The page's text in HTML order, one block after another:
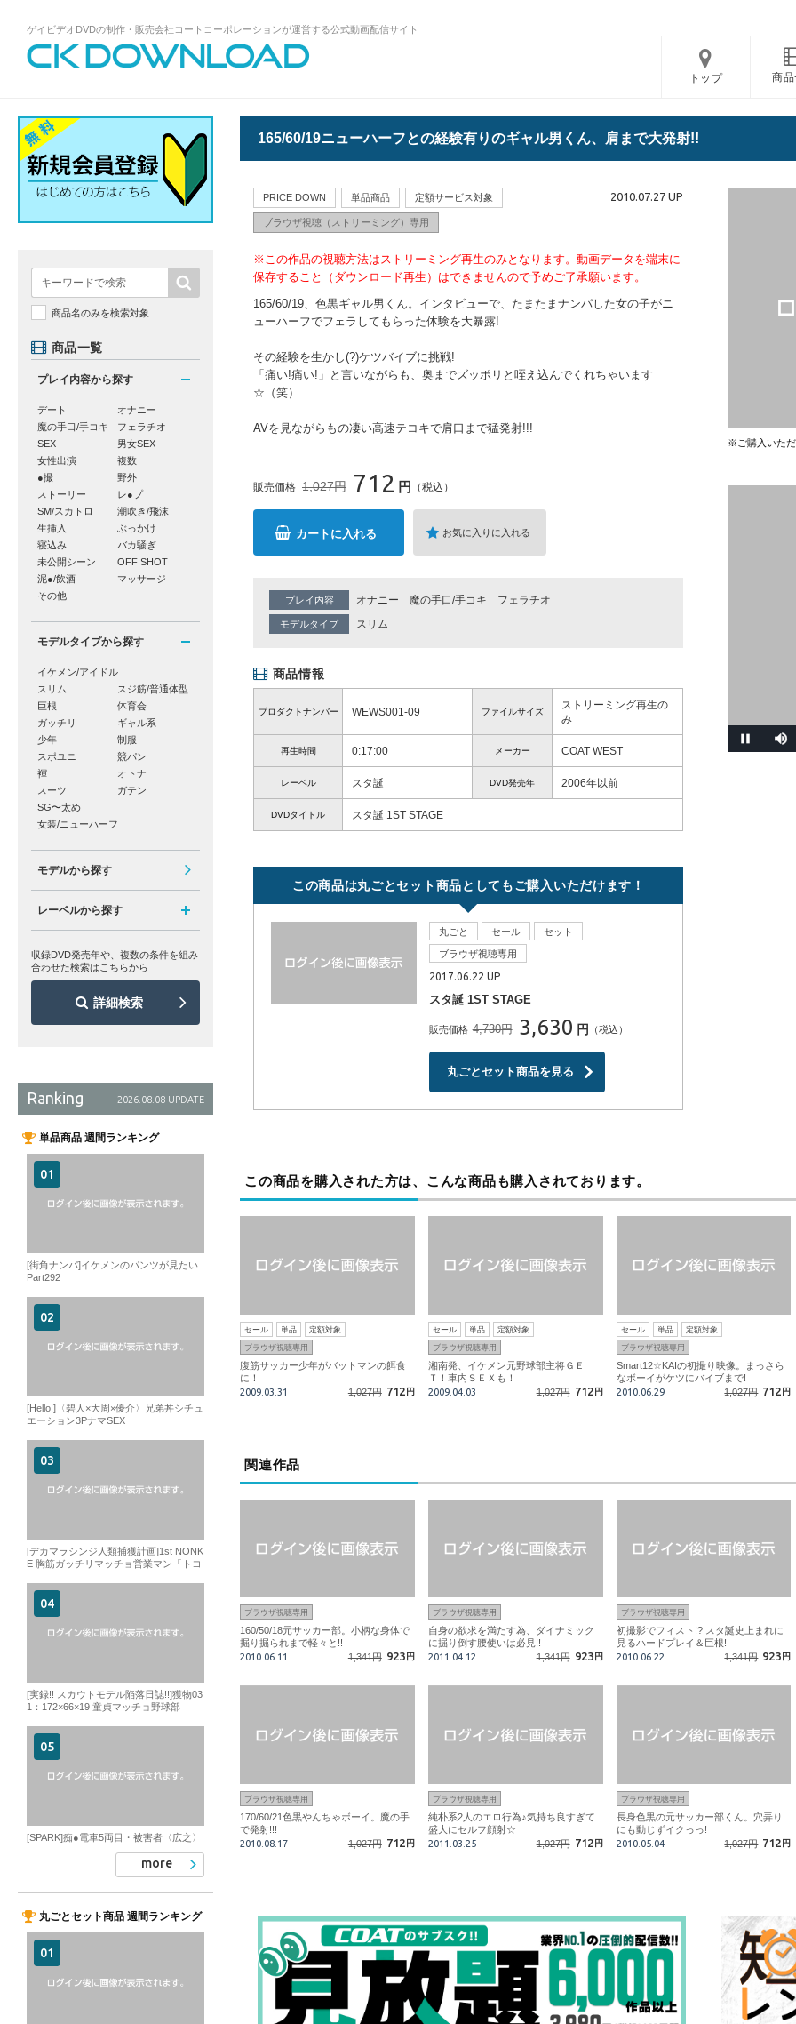
ゲイビデオDVDの制作・販売会社コートコーポレーションが運営する公式動画配信サイト
信サイトCK DOWNLOADトップページへ
トップ 商
165/60/19ニューハーフとの経験有りのギャル男くん、肩まで大発射!!
PRICE DOWN 単品商品 定額サービス対象
ブラウザ視聴（ストリーミング）専用
2010.07.27 UP
※この作品の視聴方法はストリーミング再生のみとなります。動画データを端末に
保存すること（ダウンロード再生）はできませんので予めご了承願います。
165/60/19、色黒ギャル男くん。インタビューで、たまたまナンパした女の子がニ
ューハーフでフェラしてもらった体験を大暴露!
その経験を生かし(?)ケツバイブに挑戦!
「痛い!痛い!」と言いながらも、奥までズッポリと咥え込んでくれちゃいます
☆（笑）
AVを見ながらもの凄い高速テコキで肩口まで猛発射!!!
販売価格 1,027円 712 円 （税込）
カートに入れる お気に入りに入れる
プレイ内容 オナニー 魔の手口/手コキ フェラチオ
モデルタイプ スリム
商品情報
プロダクトナンバー WEWS001-09 ファイルサイズ
ストリーミング再生の
み
再生時間 0:17:00 メーカー COAT WEST
レーベル スタ誕 DVD発売年 2006年以前
DVDタイトル スタ誕 1ST STAGE
この商品は丸ごとセット商品としてもご購入いただけます！
丸ごと セール セット
ブラウザ視聴専用
2017.06.22 UP
スタ誕 1ST STAGE
販売価格 4,730円 3,630 円 （税込）
丸ごとセット商品を見る
※ご購入いた
この商品を購入された方は、こんな商品も購入されております。
セール 単品
定額対象
ブラウザ視聴専用
腹筋サッカー少年がバットマンの餌食
に！
2009.03.31
1,027円 712 円
セール 単品
定額対象
ブラウザ視聴専用
湘南発、イケメン元野球部主将ＧＥ
Ｔ！車内ＳＥＸも！
2009.04.03
1,027円 712 円
セール 単品
定額対象
ブラウザ視聴専用
Smart12☆KAIの初撮り映像。まっさら
なボーイがケツにバイブまで!
2010.06.29
1,027円 712 円
関連作品
ブラウザ視聴専用
160/50/18元サッカー部。小柄な身体で
掘り掘られまで軽々と!!
2010.06.11
1,341円 923 円
ブラウザ視聴専用
自身の欲求を満たす為、ダイナミック
に掘り倒す腰使いは必見!!
2011.04.12
1,341円 923 円
ブラウザ視聴専用
初撮影でフィスト!? スタ誕史上まれに
見るハードプレイ＆巨根!
2010.06.22
1,341円 923 円
ブラウザ視聴専用
170/60/21色黒やんちゃボーイ。魔の手
で発射!!!
2010.08.17
1,027円 712 円
ブラウザ視聴専用
純朴系2人のエロ行為♪気持ち良すぎて
盛大にセルフ顔射☆
2011.03.25
1,027円 712 円
ブラウザ視聴専用
長身色黒の元サッカー部くん。穴弄り
にも動じずイクっっ!
2010.05.04
1,027円 712 円
商品名のみを検索対象
商品一覧
プレイ内容から探す
デート
オナニー
魔の手口/手コキ
フェラチオ
SEX
男女SEX
女性出演
複数
●撮
野外
ストーリー
レ●プ
SM/スカトロ
潮吹き/飛沫
生挿入
ぶっかけ
寝込み
バカ騒ぎ
未公開シーン
OFF SHOT
泥●/飲酒
マッサージ
その他
モデルタイプから探す
イケメン/アイドル
スリム
スジ筋/普通体型
巨根
体育会
ガッチリ
ギャル系
少年
制服
スポユニ
競パン
褌
オトナ
スーツ
ガテン
SG〜太め
女装/ニューハーフ
モデルから探す
レーベルから探す
収録DVD発売年や、複数の条件を組み
合わせた検索はこちらから
詳細検索
Ranking 2026.08.08 UPDATE
単品商品 週間ランキング
[街角ナンパ]イケメンのパンツが見たい
Part292
[Hello!]〈碧人×大周×優介〉兄弟丼シチュ
エーション3PナマSEX
[デカマラシンジ人類捕獲計画]1st NONK
E 胸筋ガッチリマッチョ営業マン「トコ
[実録!! スカウトモデル陥落日誌!!]獲物03
1：172×66×19 童貞マッチョ野球部
[SPARK]痴●電車5両目・被害者〈広之〉
more
丸ごとセット商品 週間ランキング